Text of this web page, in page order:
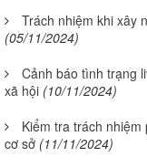
Trách nhiệm khi xây
(05/11/2024)
Cảnh báo tình trạng
xã hội (10/11/2024)
Kiểm tra trách
cơ sở (11/11/2024)